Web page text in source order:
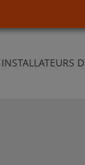
INSTALLATEURS